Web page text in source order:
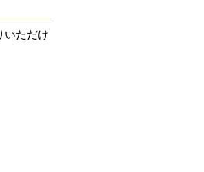
いただけ